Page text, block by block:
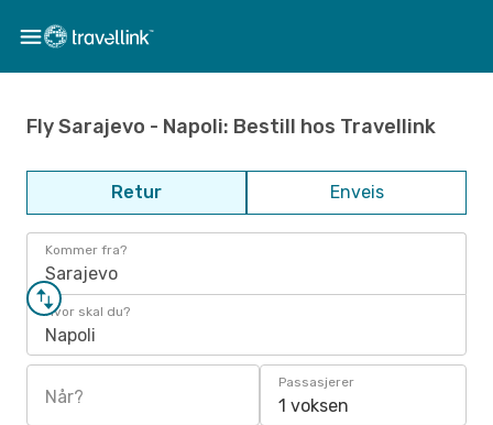
Fly Sarajevo - Napoli: Bestill hos Travellink
Retur Enveis
Kommer fra?
Sarajevo
Hvor skal du?
Napoli
Når?
Passasjerer
1 voksen